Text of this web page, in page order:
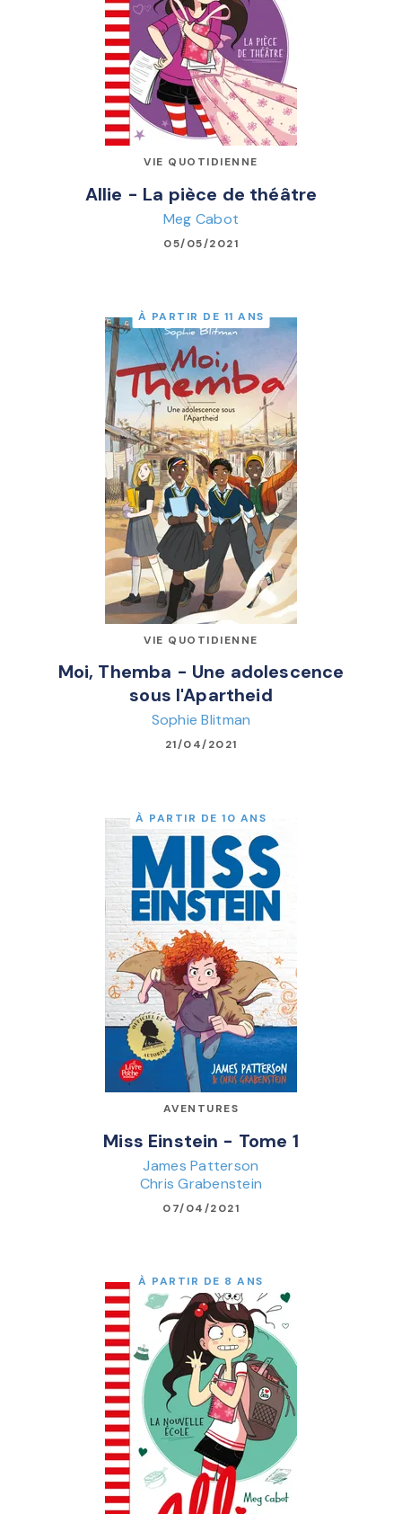
VIE QUOTIDIENNE
Allie - La pièce de théâtre
Meg Cabot
05/05/2021
À PARTIR DE 11 ANS
VIE QUOTIDIENNE
Moi, Themba - Une adolescence
sous l'Apartheid
Sophie Blitman
21/04/2021
À PARTIR DE 10 ANS
AVENTURES
Miss Einstein - Tome 1
James Patterson
Chris Grabenstein
07/04/2021
À PARTIR DE 8 ANS